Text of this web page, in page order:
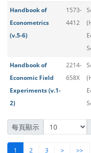
Handbook of
Econometrics
(v.5-6)
1573-
4412
Handbook of
Economic Field
Experiments (v.1-
2)
2214-
658X
每頁顯示
1 2 3 > >>